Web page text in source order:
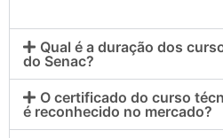
Qual é a duração dos
do Senac?
O certificado do curso
é reconhecido no mercado?